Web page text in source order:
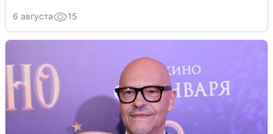
6 августа 15